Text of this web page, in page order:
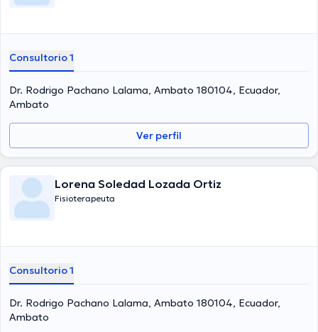
Consultorio 1
Dr. Rodrigo Pachano Lalama, Ambato 180104, Ecuador,
Ambato
Ver perfil
Lorena Soledad Lozada Ortiz
Fisioterapeuta
Consultorio 1
Dr. Rodrigo Pachano Lalama, Ambato 180104, Ecuador,
Ambato